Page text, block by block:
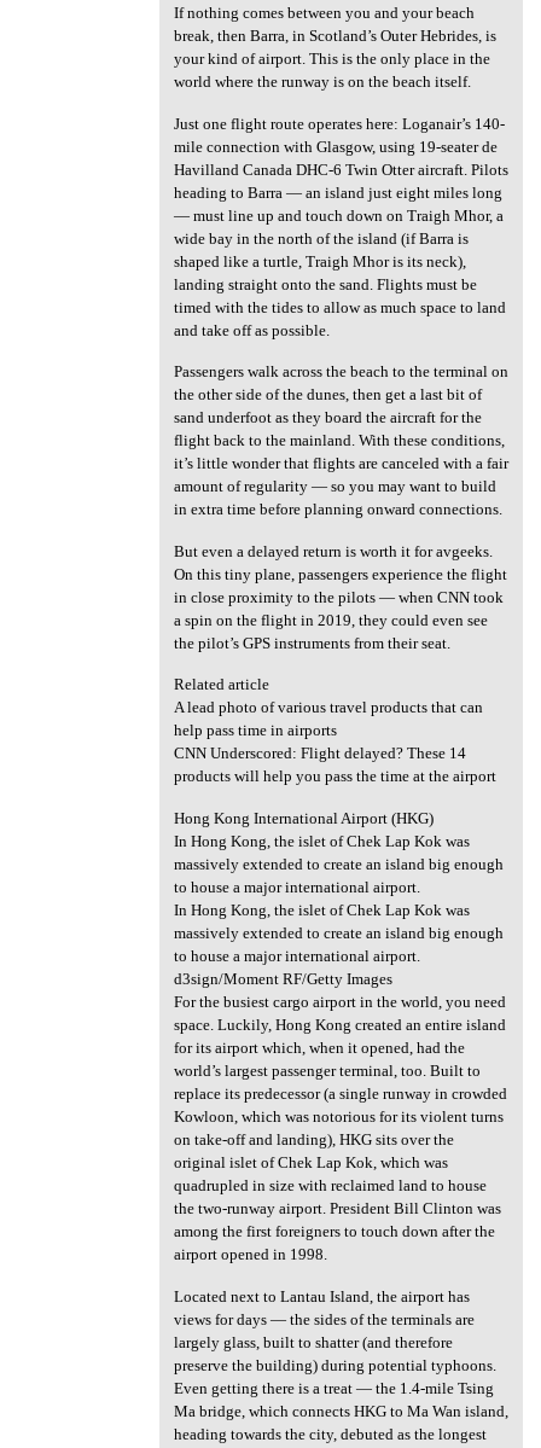
If nothing comes between you and your beach
break, then Barra, in Scotland’s Outer Hebrides, is
your kind of airport. This is the only place in the
world where the runway is on the beach itself.
Just one flight route operates here: Loganair’s 140-
mile connection with Glasgow, using 19-seater de
Havilland Canada DHC-6 Twin Otter aircraft. Pilots
heading to Barra — an island just eight miles long
— must line up and touch down on Traigh Mhor, a
wide bay in the north of the island (if Barra is
shaped like a turtle, Traigh Mhor is its neck),
landing straight onto the sand. Flights must be
timed with the tides to allow as much space to land
and take off as possible.
Passengers walk across the beach to the terminal on
the other side of the dunes, then get a last bit of
sand underfoot as they board the aircraft for the
flight back to the mainland. With these conditions,
it’s little wonder that flights are canceled with a fair
amount of regularity — so you may want to build
in extra time before planning onward connections.
But even a delayed return is worth it for avgeeks.
On this tiny plane, passengers experience the flight
in close proximity to the pilots — when CNN took
a spin on the flight in 2019, they could even see
the pilot’s GPS instruments from their seat.
Related article
A lead photo of various travel products that can
help pass time in airports
CNN Underscored: Flight delayed? These 14
products will help you pass the time at the airport
Hong Kong International Airport (HKG)
In Hong Kong, the islet of Chek Lap Kok was
massively extended to create an island big enough
to house a major international airport.
In Hong Kong, the islet of Chek Lap Kok was
massively extended to create an island big enough
to house a major international airport.
d3sign/Moment RF/Getty Images
For the busiest cargo airport in the world, you need
space. Luckily, Hong Kong created an entire island
for its airport which, when it opened, had the
world’s largest passenger terminal, too. Built to
replace its predecessor (a single runway in crowded
Kowloon, which was notorious for its violent turns
on take-off and landing), HKG sits over the
original islet of Chek Lap Kok, which was
quadrupled in size with reclaimed land to house
the two-runway airport. President Bill Clinton was
among the first foreigners to touch down after the
airport opened in 1998.
Located next to Lantau Island, the airport has
views for days — the sides of the terminals are
largely glass, built to shatter (and therefore
preserve the building) during potential typhoons.
Even getting there is a treat — the 1.4-mile Tsing
Ma bridge, which connects HKG to Ma Wan island,
heading towards the city, debuted as the longest